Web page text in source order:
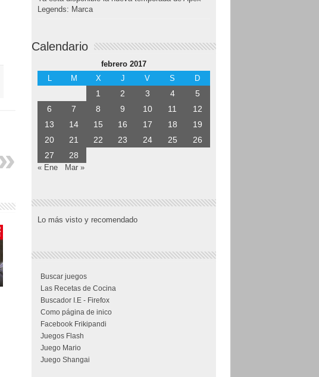
Legends: Marca
Calendario
febrero 2017
L
M X J V S D
1 2 3 4
5
6
7 8 9 10 11
12
13
14 15 16 17 18
19
20
21 22 23 24 25
26
27
28
« Ene Mar »
Lo más visto y recomendado
Buscar juegos
Las Recetas de Cocina
Buscador I.E - Firefox
Como página de inico
Facebook Frikipandi
Juegos Flash
Juego Mario
Juego Shangai